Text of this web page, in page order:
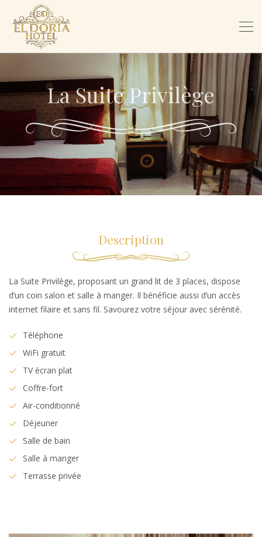
La Suite Privilège
Description
La Suite Privilège, proposant un grand lit de 3 places, dispose
d’un coin salon et salle à manger. Il bénéficie aussi d’un accès
internet filaire et sans fil. Savourez votre séjour avec sérénité.
Téléphone
WiFi gratuit
TV écran plat
Coffre-fort
Air-conditionné
Déjeuner
Salle de bain
Salle à manger
Terrasse privée